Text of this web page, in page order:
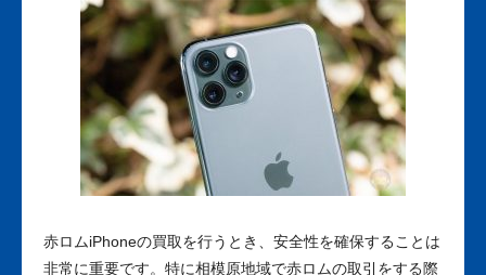
赤ロムiPhoneの買取を行うとき、安全性を確保することは
非常に重要です。特に相模原地域で赤ロムの取引をする際